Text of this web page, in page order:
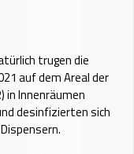
trugen die
auf dem Areal der
in Innenräumen
desinfizierten sich